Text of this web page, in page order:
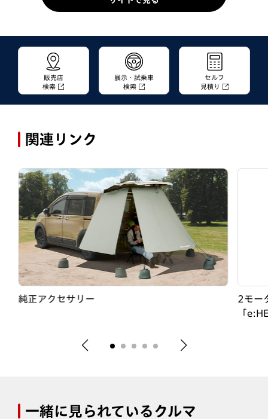
販売店
検索
展示・試乗車
検索
セルフ
見積り
関連リンク
純正アクセサリー
2モー
「
一緒に見られているクルマ